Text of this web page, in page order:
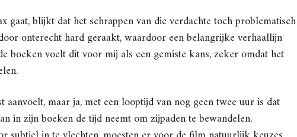
blijkt dat het schrappen van die verdachte toch problematisch
onterecht hard geraakt, waardoor een belangrijke verhaallijn
boeken voelt dit voor mij als een gemiste kans, zeker omdat het
maar ja, met een looptijd van nog geen twee uur is dat
in zijn boeken de tijd neemt om zijpaden te bewandelen,